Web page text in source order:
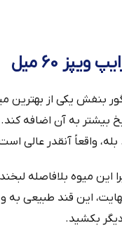
60 میل
بیشتر به آن اضافه کند.
بله، واقعاً آنقدر عالی
این میوه بلافاصله
بکشید.